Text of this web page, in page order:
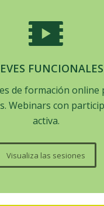
FUNCIONALES
de formación online
Webinars con
activa.
Visualiza las sesiones